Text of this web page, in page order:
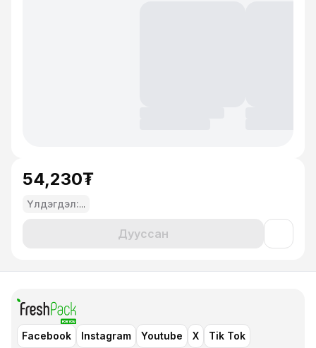
54,230₮
Үлдэгдэл:...
Дууссан
Facebook Instagram Youtube X
Tik Tok